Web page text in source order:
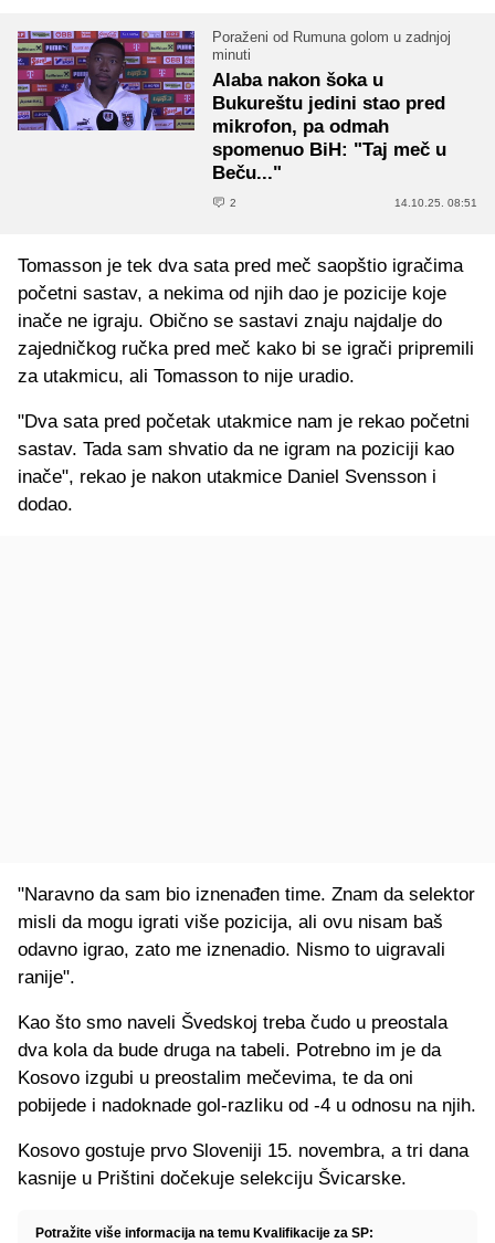
Poraženi od Rumuna golom u zadnjoj
minuti
Alaba nakon šoka u
Bukureštu jedini stao pred
mikrofon, pa odmah
spomenuo BiH: "Taj meč u
Beču..."
2 14.10.25. 08:51
Tomasson je tek dva sata pred meč saopštio igračima
početni sastav, a nekima od njih dao je pozicije koje
inače ne igraju. Obično se sastavi znaju najdalje do
zajedničkog ručka pred meč kako bi se igrači pripremili
za utakmicu, ali Tomasson to nije uradio.
"Dva sata pred početak utakmice nam je rekao početni
sastav. Tada sam shvatio da ne igram na poziciji kao
inače", rekao je nakon utakmice Daniel Svensson i
dodao.
"Naravno da sam bio iznenađen time. Znam da selektor
misli da mogu igrati više pozicija, ali ovu nisam baš
odavno igrao, zato me iznenadio. Nismo to uigravali
ranije".
Kao što smo naveli Švedskoj treba čudo u preostala
dva kola da bude druga na tabeli. Potrebno im je da
Kosovo izgubi u preostalim mečevima, te da oni
pobijede i nadoknade gol-razliku od -4 u odnosu na njih.
Kosovo gostuje prvo Sloveniji 15. novembra, a tri dana
kasnije u Prištini dočekuje selekciju Švicarske.
Potražite više informacija na temu Kvalifikacije za SP: